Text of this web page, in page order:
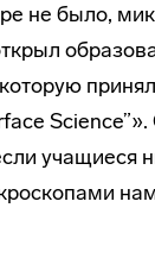
не было,
Science”».
учащиеся